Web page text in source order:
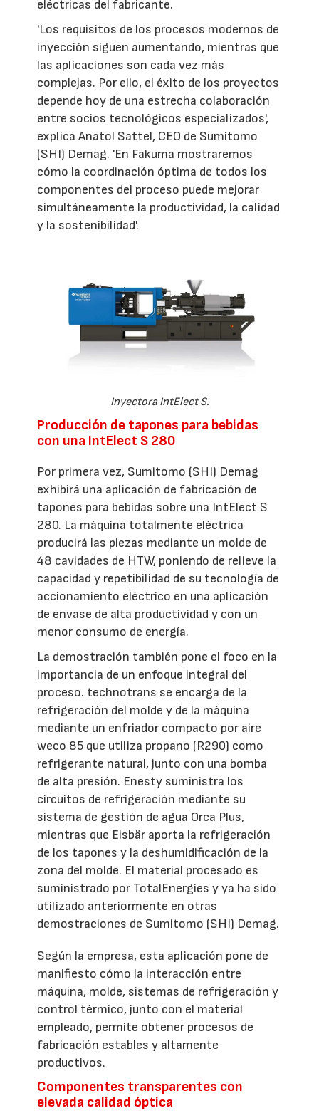
eléctricas del fabricante.
'Los requisitos de los procesos modernos de
inyección siguen aumentando, mientras que
las aplicaciones son cada vez más
complejas. Por ello, el éxito de los proyectos
depende hoy de una estrecha colaboración
entre socios tecnológicos especializados',
explica Anatol Sattel, CEO de Sumitomo
(SHI) Demag. 'En Fakuma mostraremos
cómo la coordinación óptima de todos los
componentes del proceso puede mejorar
simultáneamente la productividad, la calidad
y la sostenibilidad'.
Inyectora IntElect S.
Producción de tapones para bebidas
con una IntElect S 280
Por primera vez, Sumitomo (SHI) Demag
exhibirá una aplicación de fabricación de
tapones para bebidas sobre una IntElect S
280. La máquina totalmente eléctrica
producirá las piezas mediante un molde de
48 cavidades de HTW, poniendo de relieve la
capacidad y repetibilidad de su tecnología de
accionamiento eléctrico en una aplicación
de envase de alta productividad y con un
menor consumo de energía.
La demostración también pone el foco en la
importancia de un enfoque integral del
proceso. technotrans se encarga de la
refrigeración del molde y de la máquina
mediante un enfriador compacto por aire
weco 85 que utiliza propano (R290) como
refrigerante natural, junto con una bomba
de alta presión. Enesty suministra los
circuitos de refrigeración mediante su
sistema de gestión de agua Orca Plus,
mientras que Eisbär aporta la refrigeración
de los tapones y la deshumidificación de la
zona del molde. El material procesado es
suministrado por TotalEnergies y ya ha sido
utilizado anteriormente en otras
demostraciones de Sumitomo (SHI) Demag.
Según la empresa, esta aplicación pone de
manifiesto cómo la interacción entre
máquina, molde, sistemas de refrigeración y
control térmico, junto con el material
empleado, permite obtener procesos de
fabricación estables y altamente
productivos.
Componentes transparentes con
elevada calidad óptica